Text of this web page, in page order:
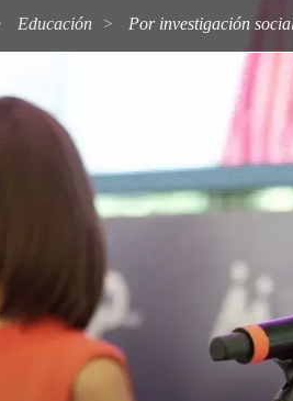
Educación Por investigación